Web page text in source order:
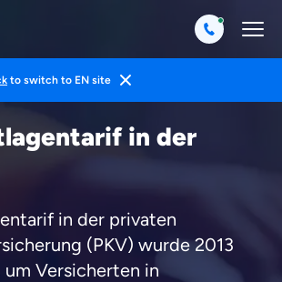
to switch to EN site
in der
in der privaten
(PKV) wurde 2013
Versicherten in